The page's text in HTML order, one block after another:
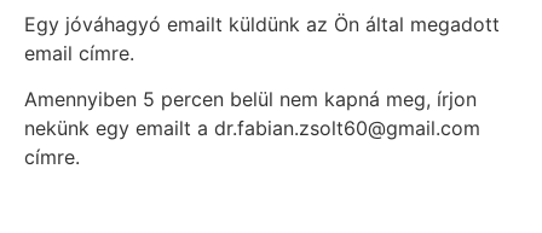
Egy jóváhagyó emailt küldünk az Ön által megadott
email címre.
Amennyiben 5 percen belül nem kapná meg, írjon
nekünk egy emailt a dr.fabian.zsolt60@gmail.com
címre.